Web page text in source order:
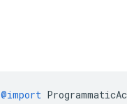
@import